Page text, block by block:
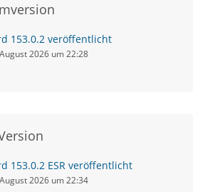
153.0.2 veröffentlicht
2026 um 22:28
153.0.2 ESR veröffentlicht
2026 um 22:34